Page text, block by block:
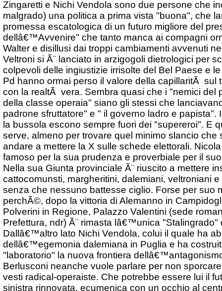
Zingaretti e Nichi Vendola sono due persone che
malgrado) una politica a prima vista "buona", che
promessa escatologica di un futuro migliore del
dellâ€™Avvenire" che tanto manca ai compagni
Walter e disillusi dai troppi cambiamenti avvenuti
Veltroni si Ã¨ lanciato in arzigogoli dietrologici per
colpevoli delle ingiustizie irrisolte del Bel Paese e
Pd hanno ormai perso il valore della capillaritÃ sul
con la realtÃ vera. Sembra quasi che i "nemici del
della classe operaia" siano gli stessi che
padrone sfruttatore" e " il governo ladro e papista".
la bussola escono sempre fuori dei "supereroi". E
serve, almeno per trovare quel minimo slancio che
andare a mettere la X sulle schede elettorali.
famoso per la sua prudenza e proverbiale per il
Nella sua Giunta provinciale Ã¨ riuscito a mettere
cattocomunsti, margheritini, dalemiani, veltroniani
senza che nessuno battesse ciglio. Forse per suo
perchÃ©, dopo la vittoria di Alemanno in
Polverini in Regione, Palazzo Valentini (sede
Prefettura, ndr) Ã¨ rimasta lâ€™unica "Stalingrado"
Dallâ€™altro lato Nichi Vendola, colui il quale ha
dellâ€™egemonia dalemiana in Puglia e ha
"laboratorio" la nuova frontiera
Berlusconi neanche vuole parlare per non
vesti radical-operaiste. Che potrebbe essere lui il
sinistra rinnovata, ecumenica con un occhio al